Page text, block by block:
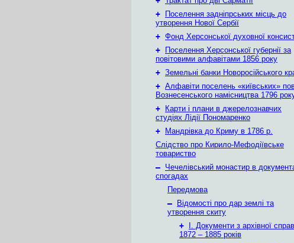
+
Поселення задніпрських місць до
утворення Нової Сербії
+ Фонд Херсонської духовної
+
Поселення Херсонської губернії за
повітовими алфавітами 1856 року
+ Земельні банки Новоросійського
+ Алфавіти поселень «київських»
Вознесенського намісництва 1796
+
Карти і плани в джерелознавчих
студіях Лідії Пономаренко
+
Мандрівка до Криму в 1786 р.
Слідство про Кирило-Мефодіївське
товариство
– Чечелівський монастир в
спогадах
Передмова
–
Відомості про дар землі та
утворення скиту
+
І. Документи з архівної
1872 – 1885 років